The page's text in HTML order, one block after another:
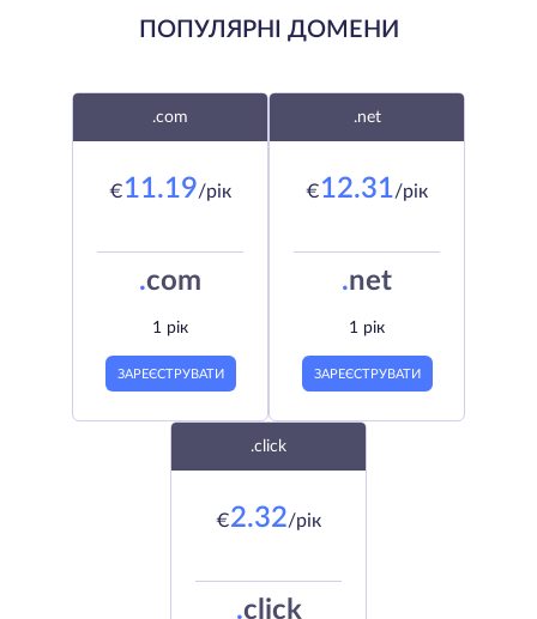
ПОПУЛЯРНІ ДОМЕНИ
.com
€11.19/рік
.com
1 рік
ЗАРЕЄСТРУВАТИ
.net
€12.31/рік
.net
1 рік
ЗАРЕЄСТРУВАТИ
.click
€2.32/рік
.click